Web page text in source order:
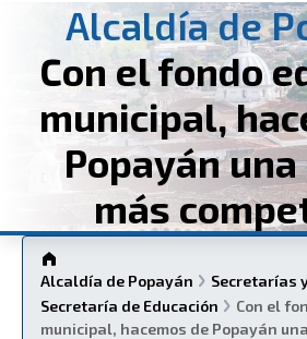
Alcaldía de
Con el fondo
municipal,
Popayán
más
Alcaldía de Popayán
Secretarías
Secretaría de Educación
Con el
municipal, hacemos de Popayán